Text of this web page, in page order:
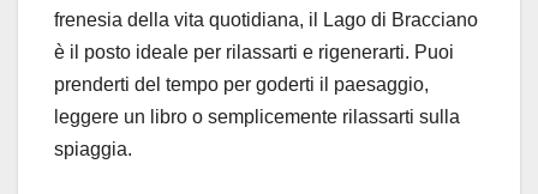
frenesia della vita quotidiana, il Lago di Bracciano
è il posto ideale per rilassarti e rigenerarti. Puoi
prenderti del tempo per goderti il paesaggio,
leggere un libro o semplicemente rilassarti sulla
spiaggia.